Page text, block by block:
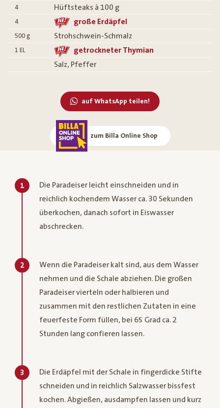
4 Hüftsteaks à 100 g
4 große Erdäpfel
500 g Strohschwein-Schmalz
1 EL
getrockneter Thymian
Salz, Pfeffer
auf WhatsApp teilen!
zum Billa Online Shop
1
Die Paradeiser leicht einschneiden und in
reichlich kochendem Wasser ca. 30 Sekunden
überkochen, danach sofort in Eiswasser
abschrecken.
2
Wenn die Paradeiser kalt sind, aus dem Wasser
nehmen und die Schale abziehen. Die großen
Paradeiser vierteln oder halbieren und
zusammen mit den restlichen Zutaten in eine
feuerfeste Form füllen, bei 65 Grad ca. 2
Stunden lang confieren lassen.
3
Die Erdäpfel mit der Schale in fingerdicke Stifte
schneiden und in reichlich Salzwasser bissfest
kochen. Abgießen, ausdampfen lassen und kurz